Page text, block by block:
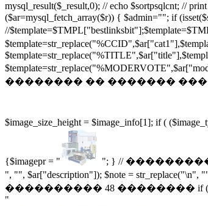
mysql_result($_result,0); // echo
($ar=mysql_fetch_array($r)) { $admin=""; if
//
�������� �� ������� �����������! if
$image_size_height = $image_info[1]; if (
{$imagepr = "
"; } // ���������
", "", $ar["description"]); $note =
���������� 48 �������� if ($title_len>50) {
"